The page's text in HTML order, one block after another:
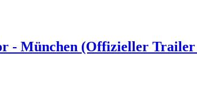
- München (Offizieller Trailer